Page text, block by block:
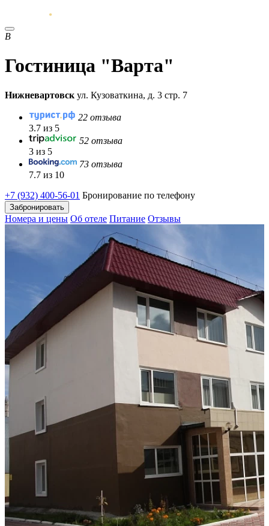
В
Гостиница "Варта"
Нижневартовск ул. Кузоваткина, д. 3 стр. 7
22 отзыва
3.7 из 5
52 отзыва
3 из 5
73 отзыва
7.7 из 10
+7 (932) 400-56-01 Бронирование по телефону
Забронировать
Номера и цены Об отеле Питание Отзывы